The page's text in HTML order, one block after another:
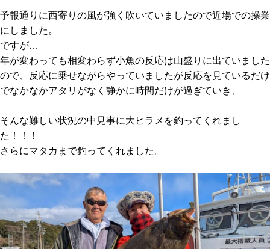
予報通りに西寄りの風が強く吹いていましたので近場での操業
にしました。
ですが…
年が変わっても相変わらず小魚の反応は山盛りに出ていました
ので、反応に乗せながらやっていましたが反応を見ているだけ
でなかなかアタリがなく静かに時間だけが過ぎていき、
そんな難しい状況の中見事に大ヒラメを釣ってくれまし
た！！！
さらにマタカまで釣ってくれました。